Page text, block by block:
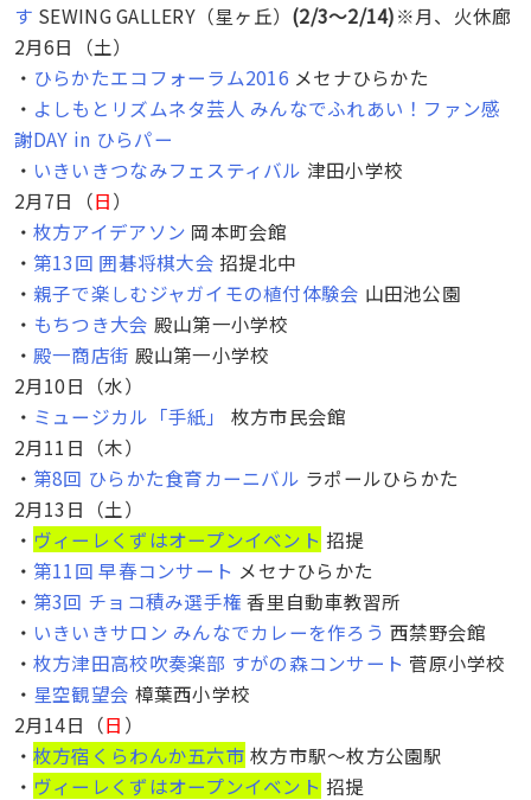
す SEWING GALLERY（星ヶ丘） (2/3〜2/14)※月、火休廊
2月6日（土）
・ ひらかたエコフォーラム2016 メセナひらかた
・ よしもとリズムネタ芸人 みんなでふれあい！ファン感
謝DAY in ひらパー
・ いきいきつなみフェスティバル 津田小学校
2月7日（日）
・ 枚方アイデアソン 岡本町会館
・ 第13回 囲碁将棋大会 招提北中
・ 親子で楽しむジャガイモの植付体験会 山田池公園
・ もちつき大会 殿山第一小学校
・ 殿一商店街 殿山第一小学校
2月10日（水）
・ ミュージカル「手紙」
枚方市民会館
2月11日（木）
・ 第8回 ひらかた食育カーニバル ラポールひらかた
2月13日（土）
・ ヴィーレくずはオープンイベント 招提
・ 第11回 早春コンサート メセナひらかた
・ 第3回 チョコ積み選手権 香里自動車教習所
・ いきいきサロン みんなでカレーを作ろう 西禁野会館
・ 枚方津田高校吹奏楽部 すがの森コンサート 菅原小学校
・ 星空観望会 樟葉西小学校
2月14日（日 ）
・ 枚方宿くらわんか五六市 枚方市駅〜枚方公園駅
・ ヴィーレくずはオープンイベント 招提